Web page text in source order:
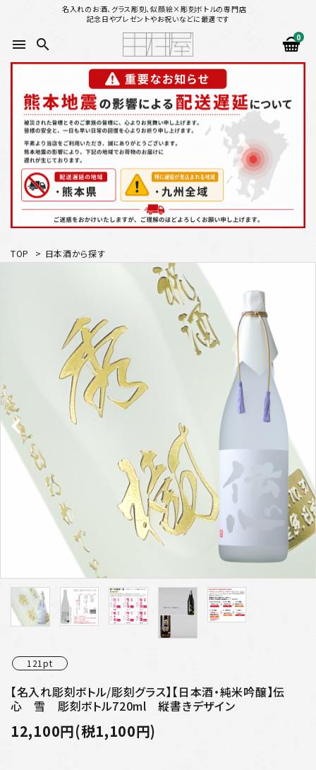
名入れのお酒、グラス彫刻、似顔絵×彫刻ボトルの専門店
記念日やプレゼントやお祝いなどに最適です
menu search 0
search
似顔絵から選ぶ
名入れ（縦書き）から選ぶ
名入れ（横書き）から選ぶ
プライバシーポリシー
特定商取引法について
お問い合わせ
TOP > 日本酒から探す
121pt
【名入れ彫刻ボトル/彫刻グラス】【日本酒・純米吟醸】伝
心 雪 彫刻ボトル720ml 縦書きデザイン
12,100円(税1,100円)